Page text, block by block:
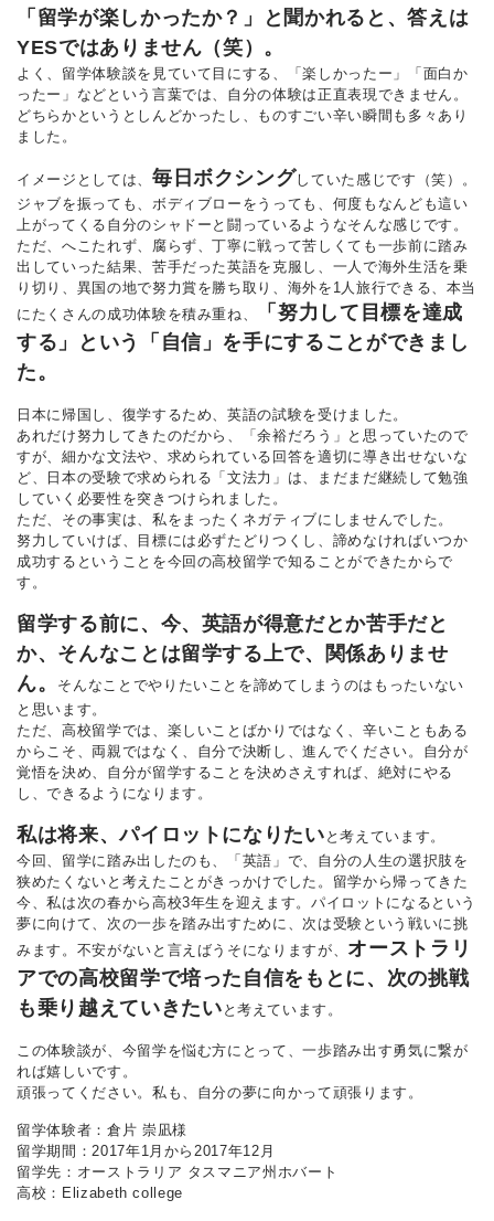
「留学が楽しかったか？」と聞かれると、答えは
YESではありません（笑）。
よく、留学体験談を見ていて目にする、「楽しかったー」「面白か
ったー」などという言葉では、自分の体験は正直表現できません。
どちらかというとしんどかったし、ものすごい辛い瞬間も多々あり
ました。
イメージとしては、 毎日ボクシングしていた感じです（笑）。
ジャブを振っても、ボディブローをうっても、何度もなんども這い
上がってくる自分のシャドーと闘っているようなそんな感じです。
ただ、へこたれず、腐らず、丁寧に戦って苦しくても一歩前に踏み
出していった結果、苦手だった英語を克服し、一人で海外生活を乗
り切り、異国の地で努力賞を勝ち取り、海外を1人旅行できる、本当
にたくさんの成功体験を積み重ね、
「努力して目標を達成
する」という「自信」を手にすることができまし
た。
日本に帰国し、復学するため、英語の試験を受けました。
あれだけ努力してきたのだから、「余裕だろう」と思っていたので
すが、細かな文法や、求められている回答を適切に導き出せないな
ど、日本の受験で求められる「文法力」は、まだまだ継続して勉強
していく必要性を突きつけられました。
ただ、その事実は、私をまったくネガティブにしませんでした。
努力していけば、目標には必ずたどりつくし、諦めなければいつか
成功するということを今回の高校留学で知ることができたからで
す。
留学する前に、今、英語が得意だとか苦手だと
か、そんなことは留学する上で、関係ありませ
ん。
そんなことでやりたいことを諦めてしまうのはもったいない
と思います。
ただ、高校留学では、楽しいことばかりではなく、辛いこともある
からこそ、両親ではなく、自分で決断し、進んでください。自分が
覚悟を決め、自分が留学することを決めさえすれば、絶対にやる
し、できるようになります。
私は将来、パイロットになりたい と考えています。
今回、留学に踏み出したのも、「英語」で、自分の人生の選択肢を
狭めたくないと考えたことがきっかけでした。留学から帰ってきた
今、私は次の春から高校3年生を迎えます。パイロットになるという
夢に向けて、次の一歩を踏み出すために、次は受験という戦いに挑
みます。不安がないと言えばうそになりますが、 オーストラリ
アでの高校留学で培った自信をもとに、次の挑戦
も乗り越えていきたい と考えています。
この体験談が、今留学を悩む方にとって、一歩踏み出す勇気に繋が
れば嬉しいです。
頑張ってください。私も、自分の夢に向かって頑張ります。
留学体験者：倉片 崇凪様
留学期間：2017年1月から2017年12月
留学先：オーストラリア タスマニア州ホバート
高校：Elizabeth college